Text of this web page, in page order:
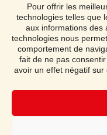
Pour offrir les
technologies telles que
aux informations des
technologies nous
comportement de
fait de ne pas
avoir un effet négatif sur
Click
Notice